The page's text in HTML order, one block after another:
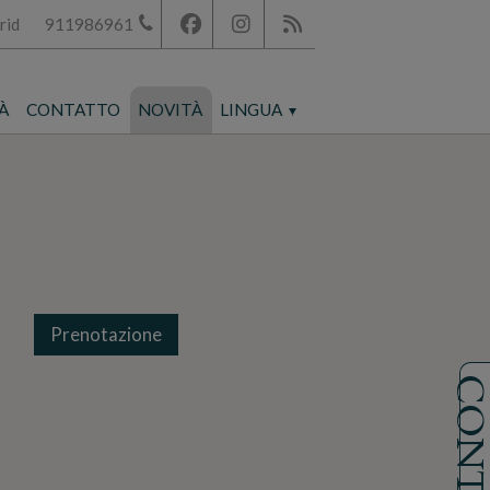
911986961
CONTATTO NOVITÀ LINGUA